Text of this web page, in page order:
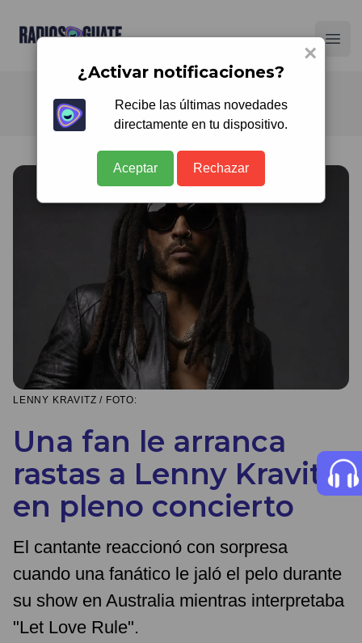
Radios Guate
LENNY KRAVITZ / FOTO:
Una fan le arranca
rastas a Lenny Kravitz
en pleno concierto
El cantante reaccionó con sorpresa
cuando una fanático le jaló el pelo durante
su show en Australia mientras interpretaba
"Let Love Rule".
×
¿Activar notificaciones?
Recibe las últimas novedades
directamente en tu dispositivo.
Aceptar Rechazar